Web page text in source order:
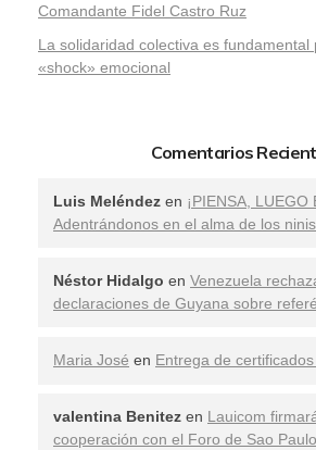
Comandante Fidel Castro Ruz
La solidaridad colectiva es fundamental
«shock» emocional
Comentarios
Luis Meléndez en ¡PIENSA, LUEGO
Adentrándonos en el alma de los ninis.
Néstor Hidalgo en Venezuela
declaraciones de Guyana sobre
Maria José en Entrega de
valentina Benitez en Lauicom
cooperación con el Foro de Sao Paulo